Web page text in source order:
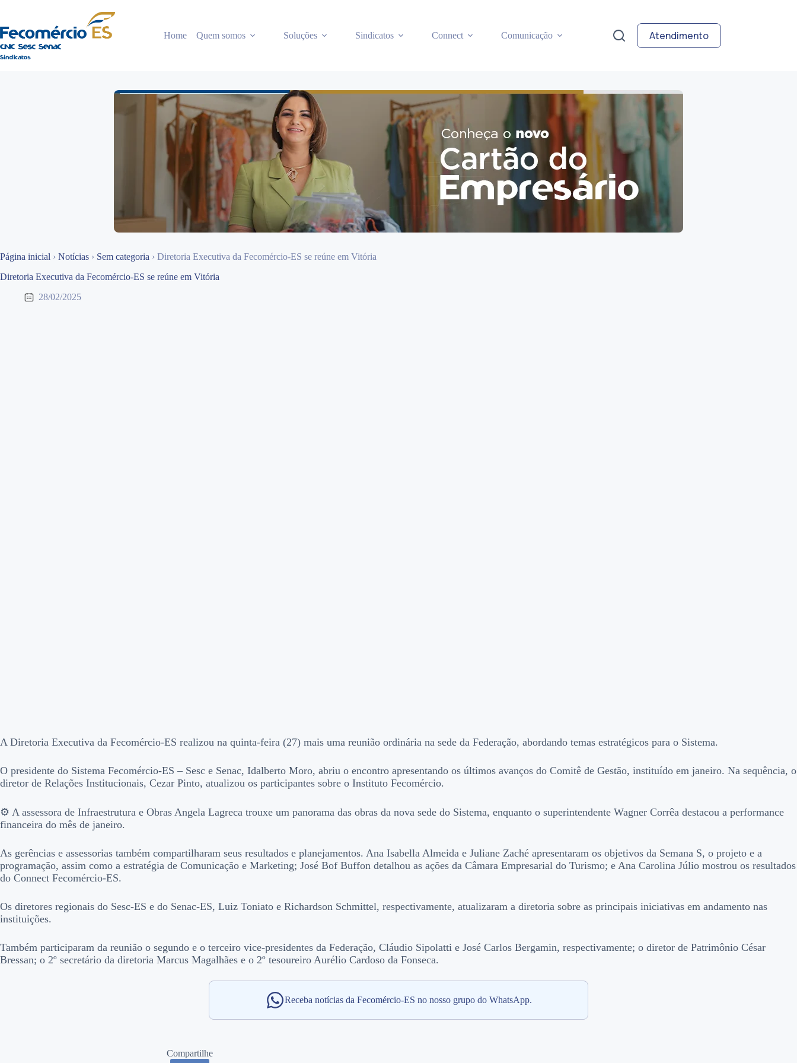
o
conteúdo
Home Quem somos Soluções Sindicatos Connect Comunicação Atendimento
Página inicial › Notícias › Sem categoria › Diretoria Executiva da Fecomércio-ES se reúne em Vitória
Diretoria Executiva da Fecomércio-ES se reúne em Vitória
28/02/2025
A Diretoria Executiva da Fecomércio-ES realizou na quinta-feira (27) mais uma reunião ordinária na sede da Federação, abordando temas estratégicos para o Sistema.
O presidente do Sistema Fecomércio-ES – Sesc e Senac, Idalberto Moro, abriu o encontro apresentando os últimos avanços do Comitê de Gestão, instituído em janeiro. Na sequência, o
diretor de Relações Institucionais, Cezar Pinto, atualizou os participantes sobre o Instituto Fecomércio.
⚙ A assessora de Infraestrutura e Obras Angela Lagreca trouxe um panorama das obras da nova sede do Sistema, enquanto o superintendente Wagner Corrêa destacou a performance
financeira do mês de janeiro.
As gerências e assessorias também compartilharam seus resultados e planejamentos. Ana Isabella Almeida e Juliane Zaché apresentaram os objetivos da Semana S, o projeto e a
programação, assim como a estratégia de Comunicação e Marketing; José Bof Buffon detalhou as ações da Câmara Empresarial do Turismo; e Ana Carolina Júlio mostrou os resultados
do Connect Fecomércio-ES.
Os diretores regionais do Sesc-ES e do Senac-ES, Luiz Toniato e Richardson Schmittel, respectivamente, atualizaram a diretoria sobre as principais iniciativas em andamento nas
instituições.
Também participaram da reunião o segundo e o terceiro vice-presidentes da Federação, Cláudio Sipolatti e José Carlos Bergamin, respectivamente; o diretor de Patrimônio César
Bressan; o 2º secretário da diretoria Marcus Magalhães e o 2º tesoureiro Aurélio Cardoso da Fonseca.
Receba notícias da Fecomércio-ES no nosso grupo do WhatsApp.
Compartilhe